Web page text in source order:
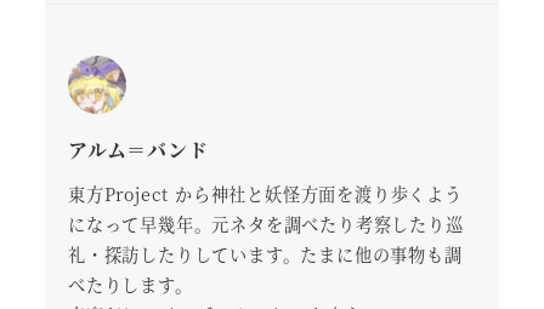
アルム＝バンド
東方Project から神社と妖怪方面を渡り歩くよう
になって早幾年。元ネタを調べたり考察したり巡
礼・探訪したりしています。たまに他の事物も調
べたりします。